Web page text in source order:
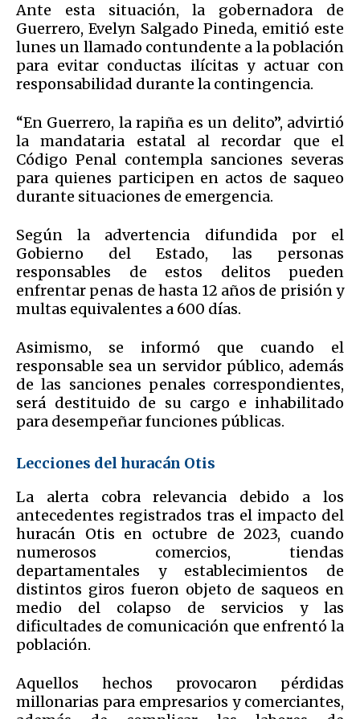
Ante esta situación, la gobernadora de
Guerrero, Evelyn Salgado Pineda, emitió este
lunes un llamado contundente a la población
para evitar conductas ilícitas y actuar con
responsabilidad durante la contingencia.
“En Guerrero, la rapiña es un delito”, advirtió
la mandataria estatal al recordar que el
Código Penal contempla sanciones severas
para quienes participen en actos de saqueo
durante situaciones de emergencia.
Según la advertencia difundida por el
Gobierno del Estado, las personas
responsables de estos delitos pueden
enfrentar penas de hasta 12 años de prisión y
multas equivalentes a 600 días.
Asimismo, se informó que cuando el
responsable sea un servidor público, además
de las sanciones penales correspondientes,
será destituido de su cargo e inhabilitado
para desempeñar funciones públicas.
Lecciones del huracán Otis
La alerta cobra relevancia debido a los
antecedentes registrados tras el impacto del
huracán Otis en octubre de 2023, cuando
numerosos comercios, tiendas
departamentales y establecimientos de
distintos giros fueron objeto de saqueos en
medio del colapso de servicios y las
dificultades de comunicación que enfrentó la
población.
Aquellos hechos provocaron pérdidas
millonarias para empresarios y comerciantes,